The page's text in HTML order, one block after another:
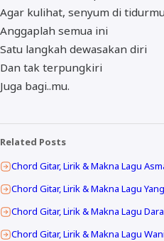
Agar kulihat, senyum di
Anggaplah semua ini
Satu langkah dewasakan diri
Dan tak terpungkiri
Juga bagi..mu.
Related Posts
Chord Gitar, Lirik & Makna Lagu
Chord Gitar, Lirik & Makna Lagu
Chord Gitar, Lirik & Makna Lagu
Chord Gitar, Lirik & Makna Lagu